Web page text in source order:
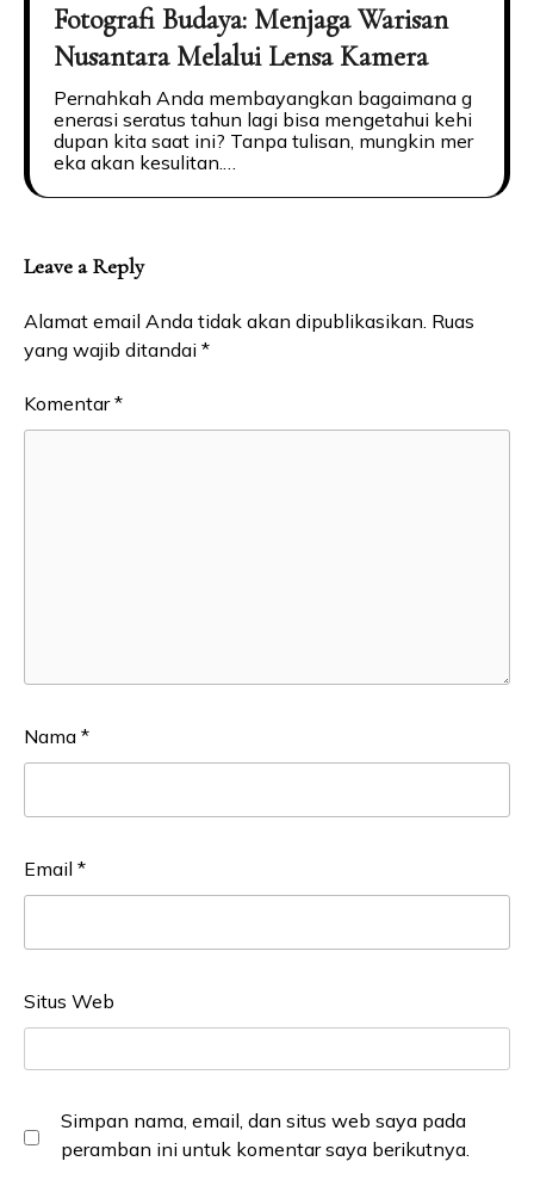
Fotografi Budaya: Menjaga Warisan
Nusantara Melalui Lensa Kamera
Pernahkah Anda membayangkan bagaimana g
enerasi seratus tahun lagi bisa mengetahui kehi
dupan kita saat ini? Tanpa tulisan, mungkin mer
eka akan kesulitan.…
Leave a Reply
Alamat email Anda tidak akan dipublikasikan. Ruas
yang wajib ditandai *
Komentar*
Nama *
Email *
Situs Web
Simpan nama, email, dan situs web saya pada
peramban ini untuk komentar saya berikutnya.